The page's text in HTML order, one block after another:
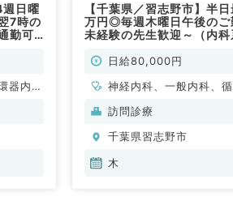
日曜
7時の
勤可
器内
【千葉県／習志野市】半
万円◎毎週木曜日午後のご
未経験の先生歓迎～（内科
日給80,000円
神経内科、一般内科、
科、呼吸器内科、消化器
内科
訪問診療
千葉県習志野市
木